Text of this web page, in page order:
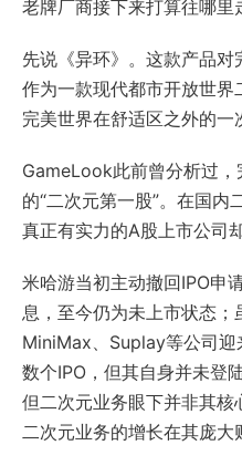
老牌厂商接下来打算往哪里
先说《异环》。这款产品对
作为一款现代都市开放世
完美世界在舒适区之外的一
GameLook此前曾分析过
的“二次元第一股”。在国内
真正有实力的A股上市公司
米哈游当初主动撤回IPO申
息，至今仍为未上市状态
MiniMax 、Suplay等公司
数个IPO，但其自身并未登
但二次元业务眼下并非其核
二次元业务的增长在其庞大